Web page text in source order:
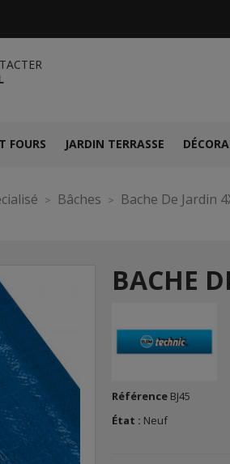
FOURS JARDIN TERRASSE
Bâches Bache De Jardin
BACHE
Référence BJ45
État : Neuf